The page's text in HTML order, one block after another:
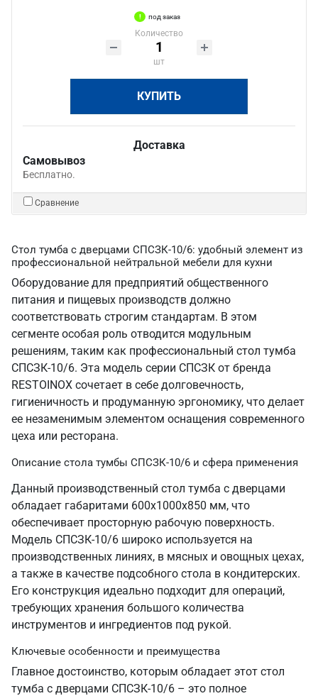
под заказ
Количество
шт
КУПИТЬ
Доставка
Самовывоз
Бесплатно.
Сравнение
Стол тумба с дверцами СПСЗК-10/6: удобный элемент из
профессиональной нейтральной мебели для кухни
Оборудование для предприятий общественного
питания и пищевых производств должно
соответствовать строгим стандартам. В этом
сегменте особая роль отводится модульным
решениям, таким как профессиональный стол тумба
СПСЗК-10/6. Эта модель серии СПСЗК от бренда
RESTOINOX сочетает в себе долговечность,
гигиеничность и продуманную эргономику, что делает
ее незаменимым элементом оснащения современного
цеха или ресторана.
Описание стола тумбы СПСЗК-10/6 и сфера применения
Данный производственный стол тумба с дверцами
обладает габаритами 600х1000х850 мм, что
обеспечивает просторную рабочую поверхность.
Модель СПСЗК-10/6 широко используется на
производственных линиях, в мясных и овощных цехах,
а также в качестве подсобного стола в кондитерских.
Его конструкция идеально подходит для операций,
требующих хранения большого количества
инструментов и ингредиентов под рукой.
Ключевые особенности и преимущества
Главное достоинство, которым обладает этот стол
тумба с дверцами СПСЗК-10/6 – это полное